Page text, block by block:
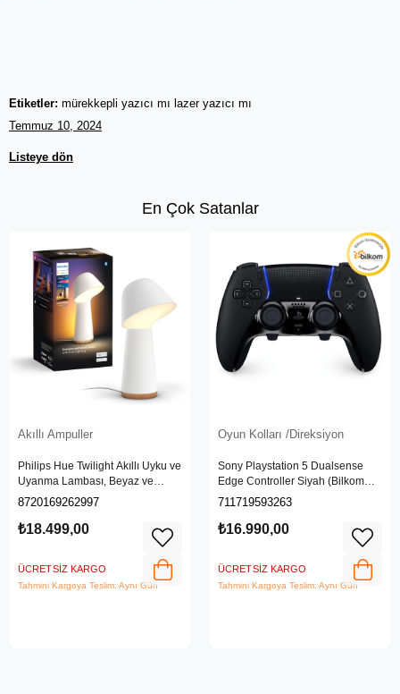
Etiketler: mürekkepli yazıcı mı lazer yazıcı mı
Temmuz 10, 2024
Listeye dön
En Çok Satanlar
Akıllı Ampuller
Philips Hue Twilight Akıllı Uyku ve
Uyanma Lambası, Beyaz ve
Renkli Işık, Alexa, Apple Home ve
8720169262997
₺18.499,00
ÜCRETSIZ KARGO
Tahmini Kargoya Teslim: Aynı Gün
Oyun Kolları /Direksiyon
Sony Playstation 5 Dualsense
Edge Controller Siyah (Bilkom
Garantili)
711719593263
₺16.990,00
ÜCRETSIZ KARGO
Tahmini Kargoya Teslim: Aynı Gün